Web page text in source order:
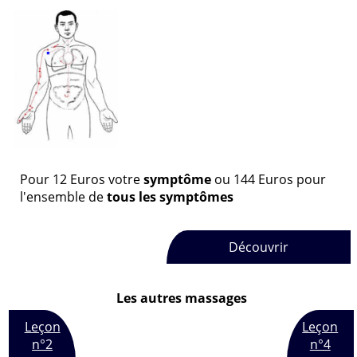
Pour 12 Euros votresymptôme ou 144 Euros pour
l'ensemble detous les symptômes
Découvrir
Les autres massages
Leçon
n°2
Leçon
n°4